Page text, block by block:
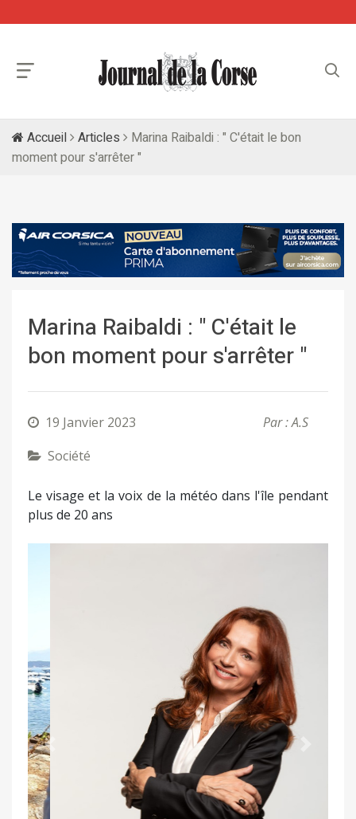
Accueil Articles
Marina Raibaldi : " C'était le bon
moment pour s'arrêter "
Marina Raibaldi : " C'était le
bon moment pour s'arrêter "
19 Janvier 2023
Par : A.S
Société
Le visage et la voix de la météo dans l'île pendant
plus de 20 ans
Précédent